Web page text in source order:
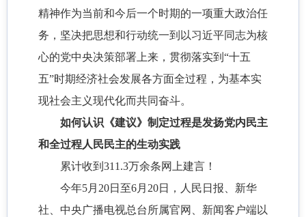
精神作为当前和今后一个时期的一项重大政治任
务，坚决把思想和行动统一到以习近平同志为核
心的党中央决策部署上来，贯彻落实到“十五
五”时期经济社会发展各方面全过程，为基本实
现社会主义现代化而共同奋斗。
如何认识《建议》制定过程是发扬党内民主
和全过程人民民主的生动实践
累计收到311.3万余条网上建言！
今年5月20日至6月20日，人民日报、新华
社、中央广播电视总台所属官网、新闻客户端以